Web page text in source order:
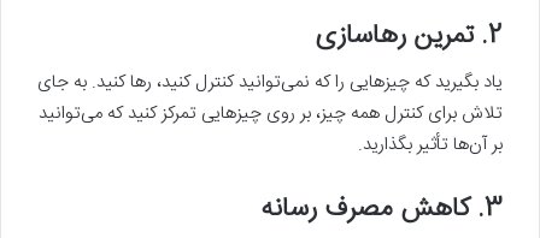
2. تمرین رهاسازی
یاد بگیرید که چیزهایی را که نمی‌توانید کنترل کنید، رها کنید. به جای
تلاش برای کنترل همه چیز، بر روی چیزهایی تمرکز کنید که می‌توانید
بر آن‌ها تأثیر بگذارید.
3. کاهش مصرف رسانه